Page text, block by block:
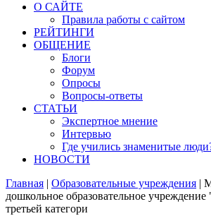
О САЙТЕ
Правила работы с сайтом
РЕЙТИНГИ
ОБЩЕНИЕ
Блоги
Форум
Опросы
Вопросы-ответы
СТАТЬИ
Экспертное мнение
Интервью
Где учились знаменитые
НОВОСТИ
Главная | Образовательные учреждения |
дошкольное образовательное
третьей категори